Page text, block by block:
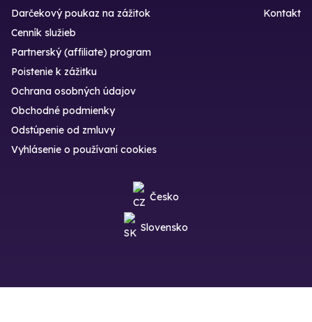
Darčekový poukaz na zážitok
Kontakt
Cenník služieb
Partnerský (affiliate) program
Poistenie k zážitku
Ochrana osobných údajov
Obchodné podmienky
Odstúpenie od zmluvy
Vyhlásenie o používaní cookies
Česko
Slovensko